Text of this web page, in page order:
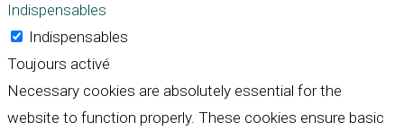
Indispensables
Indispensables
Toujours activé
Necessary cookies are absolutely essential for the
website to function properly. These cookies ensure basic